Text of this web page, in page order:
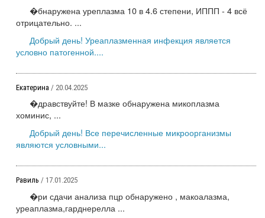
�бнаружена уреплазма 10 в 4.6 степени, ИППП - 4 всё
отрицательно. ...
Добрый день! Уреаплазменная инфекция является
условно патогенной....
Екатерина / 20.04.2025
�дравствуйте! В мазке обнаружена микоплазма
хоминис, ...
Добрый день! Все перечисленные микроорганизмы
являются условными...
Равиль / 17.01.2025
�ри сдачи анализа пцр обнаружено , макоалазма,
уреаплазма,гарднерелла ...